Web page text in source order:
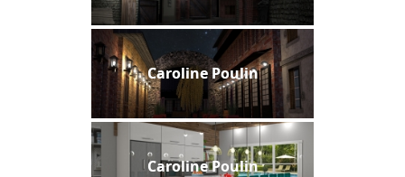
Caroline Poulin
Caroline Poulin